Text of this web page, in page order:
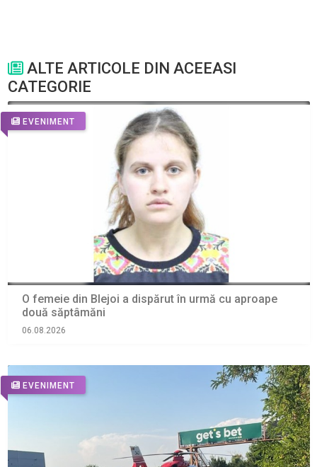
ALTE ARTICOLE DIN ACEEASI
CATEGORIE
EVENIMENT
O femeie din Blejoi a dispărut în urmă cu aproape
două săptâmăni
06.08.2026
EVENIMENT